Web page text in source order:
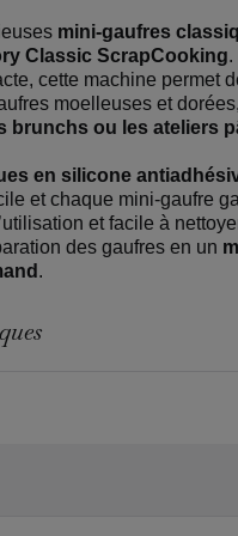
mini-gaufres
Classic ScrapCooking.
cette machine permet
moelleuses et
brunchs ou les ateliers
en silicone
et chaque mini-gaufre
et facile à
des gaufres en un
.